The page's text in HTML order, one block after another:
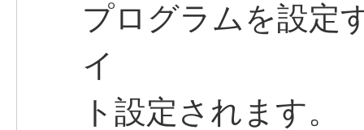
プログラムを設定
イ
ト設定されます。